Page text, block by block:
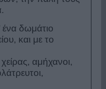
ένα δωμάτιο
και με το
αμήχανοι,